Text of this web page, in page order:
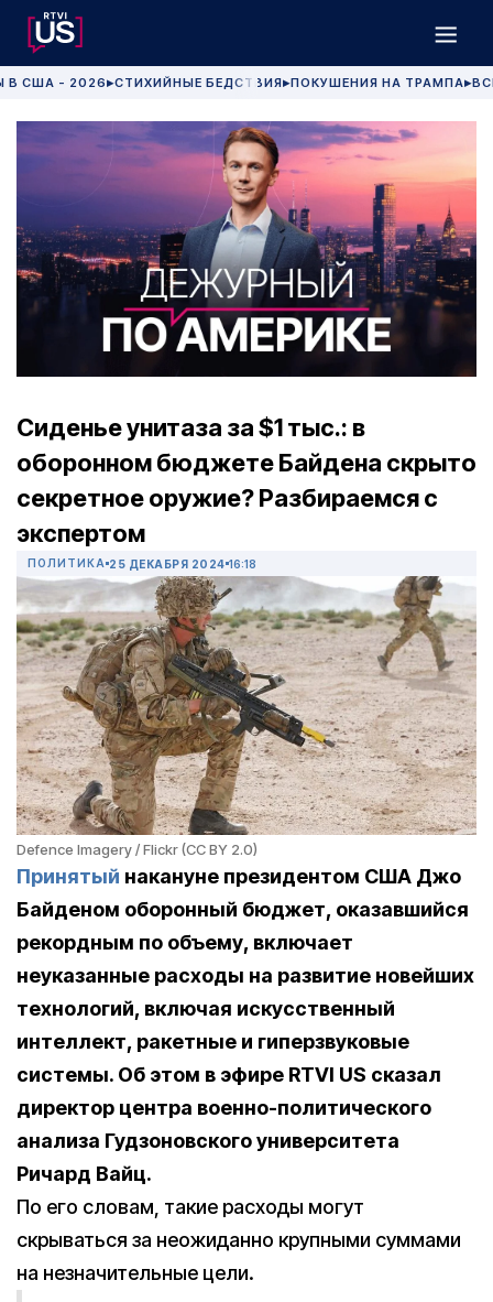
В США - 2026 ▶СТИХИЙНЫЕ БЕДСТВИЯ▶ПОКУШЕНИЯ НА ТРАМПА▶
Сиденье унитаза за $1 тыс.: в
оборонном бюджете Байдена скрыто
секретное оружие? Разбираемся с
экспертом
ПОЛИТИКА 25 ДЕКАБРЯ 2024 16:18
Defence Imagery / Flickr (CC BY 2.0)
Принятый накануне президентом США Джо
Байденом оборонный бюджет, оказавшийся
рекордным по объему, включает
неуказанные расходы на развитие новейших
технологий, включая искусственный
интеллект, ракетные и гиперзвуковые
системы. Об этом в эфире RTVI US сказал
директор центра военно-политического
анализа Гудзоновского университета
Ричард Вайц.
По его словам, такие расходы могут
скрываться за неожиданно крупными суммами
на незначительные цели.